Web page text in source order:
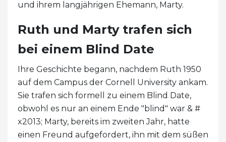
und ihrem langjährigen Ehemann, Marty.
Ruth und Marty trafen sich
bei einem Blind Date
Ihre Geschichte begann, nachdem Ruth 1950
auf dem Campus der Cornell University ankam.
Sie trafen sich formell zu einem Blind Date,
obwohl es nur an einem Ende "blind" war & #
x2013; Marty, bereits im zweiten Jahr, hatte
einen Freund aufgefordert, ihn mit dem süßen